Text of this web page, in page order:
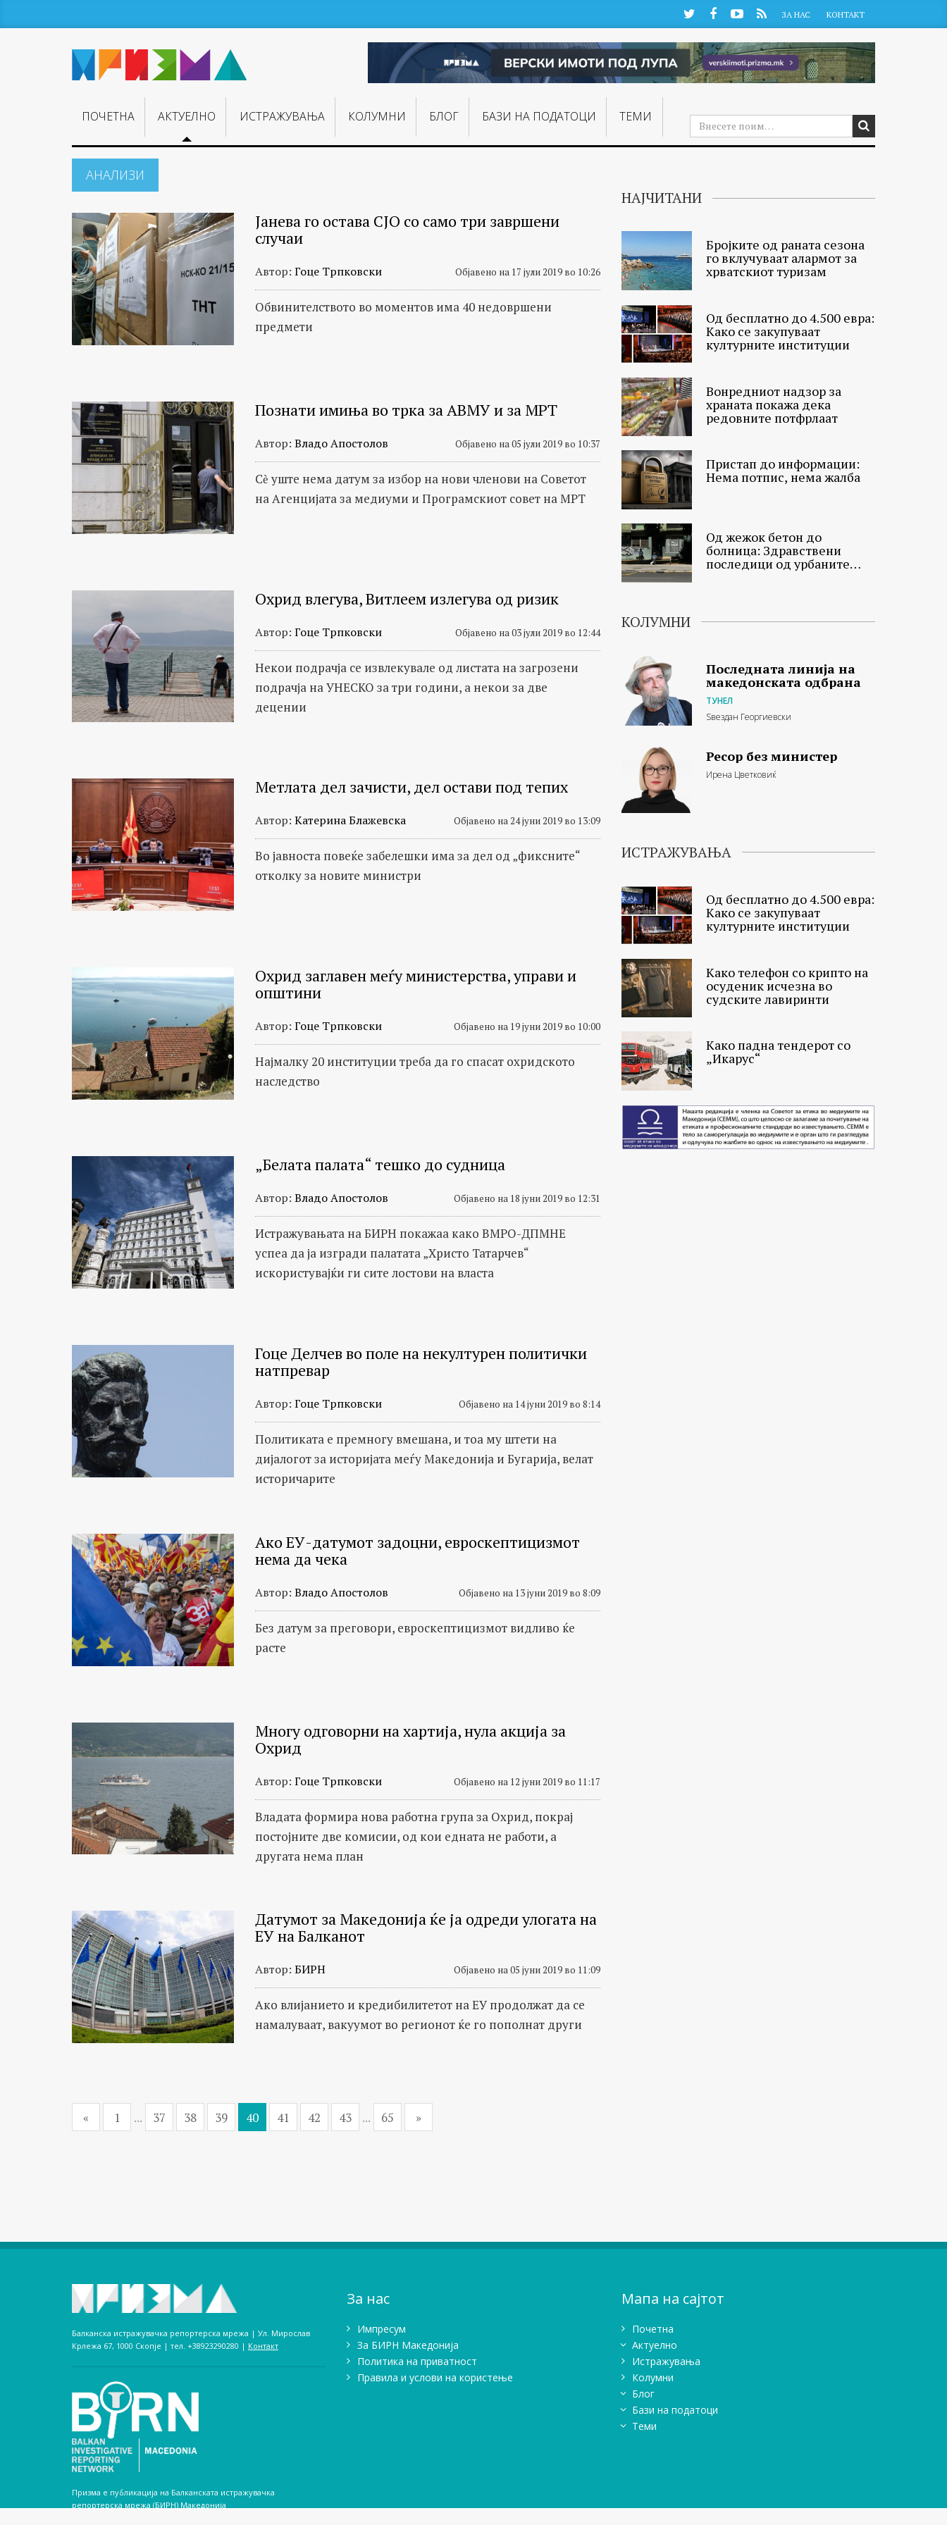
TwitterFacebookYouTube
RSS ЗА НАС КОНТАКТ
ПОЧЕТНА АКТУЕЛНО ИСТРАЖУВАЊA КОЛУМНИ БЛОГ БАЗИ НА ПОДАТОЦИ ТЕМИ
АНАЛИЗИ
на
новинарите
на
БИРН
и
соработници
на
Јанева го остава СЈО со само три завршени
случаи
Автор: Гоце Трпковски Објавено на 17 јули 2019 во 10:26
Обвинителството во моментов има 40 недовршени
предмети
Познати имиња во трка за АВМУ и за МРТ
Автор: Владо Апостолов Објавено на 05 јули 2019 во 10:37
Сѐ уште нема датум за избор на нови членови на Советот
на Агенцијата за медиуми и Програмскиот совет на МРТ
Охрид влегува, Витлеем излегува од ризик
Автор: Гоце Трпковски Објавено на 03 јули 2019 во 12:44
Некои подрачја се извлекувале од листата на загрозени
подрачја на УНЕСКО за три години, а некои за две
децении
Метлата дел зачисти, дел остави под тепих
Автор: Катерина Блажевска Објавено на 24 јуни 2019 во 13:09
Во јавноста повеќе забелешки има за дел од „фиксните“
отколку за новите министри
Охрид заглавен меѓу министерства, управи и
општини
Автор: Гоце Трпковски Објавено на 19 јуни 2019 во 10:00
Најмалку 20 институции треба да го спасат охридското
наследство
„Белата палата“ тешко до судница
Автор: Владо Апостолов Објавено на 18 јуни 2019 во 12:31
Истражувањата на БИРН покажаа како ВМРО-ДПМНЕ
успеа да ја изгради палатата „Христо Татарчев“
искористувајќи ги сите лостови на власта
Гоце Делчев во поле на некултурен политички
натпревар
Автор: Гоце Трпковски Објавено на 14 јуни 2019 во 8:14
Политиката е премногу вмешана, и тоа му штети на
дијалогот за историјата меѓу Македонија и Бугарија, велат
историчарите
Ако ЕУ-датумот задоцни, евроскептицизмот
нема да чека
Автор: Владо Апостолов Објавено на 13 јуни 2019 во 8:09
Без датум за преговори, евроскептицизмот видливо ќе
расте
Многу одговорни на хартија, нула акција за
Охрид
Автор: Гоце Трпковски Објавено на 12 јуни 2019 во 11:17
Владата формира нова работна група за Охрид, покрај
постојните две комисии, од кои едната не работи, а
другата нема план
Датумот за Македонија ќе ја одреди улогата на
ЕУ на Балканот
Автор: БИРН Објавено на 05 јуни 2019 во 11:09
Ако влијанието и кредибилитетот на ЕУ продолжат да се
намалуваат, вакуумот во регионот ќе го пополнат други
« 1 ... 37 38 39 40 41 42 43 ... 65 »
НАЈЧИТАНИ
Бројките од раната сезона
го вклучуваат алармот за
хрватскиот туризам
Од бесплатно до 4.500 евра:
Како се закупуваат
културните институции
Вонредниот надзор за
храната покажа дека
редовните потфрлаат
Пристап до информации:
Нема потпис, нема жалба
Од жежок бетон до
болница: Здравствени
последици од урбаните
КОЛУМНИ
Последната линија на
македонската одбрана
ТУНЕЛ
Ѕвездан Георгиевски
Ресор без министер
Ирена Цветковиќ
ИСТРАЖУВАЊА
Од бесплатно до 4.500 евра:
Како се закупуваат
културните институции
Како телефон со крипто на
осуденик исчезна во
судските лавиринти
Како падна тендерот со
„Икарус“
Балканска истражувачка репортерска мрежа | Ул. Мирослав
Крлежа 67, 1000 Скопје | тел. +38923290280­ | Контакт
Призма е публикација на Балканската истражувачка
репортерска мрежа (БИРН) Македонија
За нас
Импресум
Зa БИРН Македонија
Политика на приватност
Правила и услови на користење
Мапа на сајтот
Почетна
Актуелно
Истражувањa
Колумни
Блог
Бази на податоци
Теми